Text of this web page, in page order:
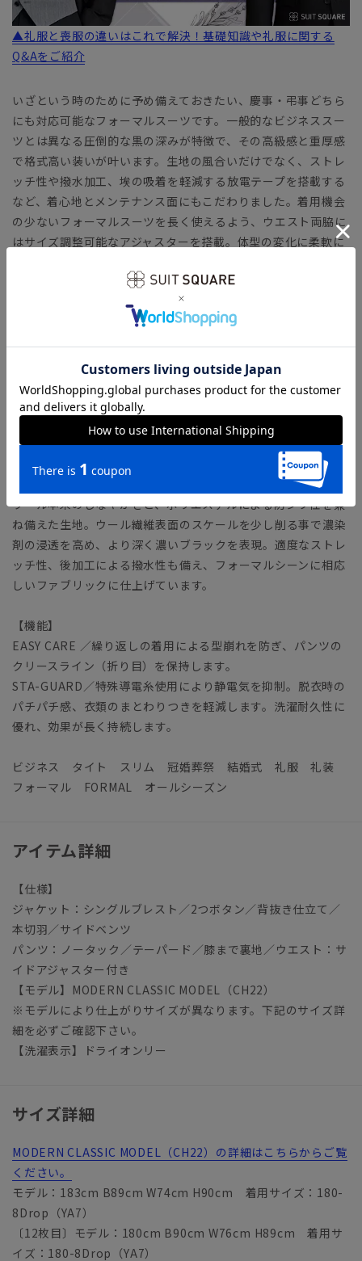
▲礼服と喪服の違いはこれで解決！基礎知識や礼服に関する
Q&Aをご紹介
いざという時のために予め備えておきたい、慶事・弔事どちら
にも対応可能なフォーマルスーツです。一般的なビジネススー
ツとは異なる圧倒的な黒の深みが特徴で、その高級感と重厚感
で格式高い装いが叶います。生地の風合いだけでなく、ストレ
ッチ性や撥水加工、埃の吸着を軽減する放電テープを搭載する
など、着心地とメンテナンス面にもこだわりました。着用機会
の少ないフォーマルスーツを長く使えるよう、ウエスト両脇に
はサイズ調整可能なアジャスターを搭載。体型の変化に柔軟に
【モデル】 MODERN CLASSIC MODEL（CH22）
コンパクトフォルムのジャケットに、シャープなテーパードパ
エットながら、軽めの副資材で窮屈さを感じさせません。ラウ
ンドしたフロントカットやサイドベンツなど、クラシカルなデ
ィテールが特徴です。
「MODERN CLASSIC MODEL（モダンクラシック・モデ
ル）」とは？
【生地】 Super Black
ウール本来のしなやかさと、ポリエステルによる防シワ性を兼
ね備えた生地。ウール繊維表面のスケールを少し削る事で濃染
剤の浸透を高め、より深く濃いブラックを表現。適度なストレ
ッチ性、後加工による撥水性も備え、フォーマルシーンに相応
しいファブリックに仕上げています。
【機能】
EASY CARE ／繰り返しの着用による型崩れを防ぎ、パンツの
クリースライン（折り目）を保持します。
STA-GUARD／特殊導電糸使用により静電気を抑制。脱衣時の
パチパチ感、衣類のまとわりつきを軽減します。洗濯耐久性に
優れ、効果が長く持続します。
ビジネス タイト スリム 冠婚葬祭 結婚式 礼服 礼装
フォーマル FORMAL オールシーズン
アイテム詳細
【仕様】
ジャケット：シングルブレスト／2つボタン／背抜き仕立て／
本切羽／サイドベンツ
パンツ：ノータック／テーパード／膝まで裏地／ウエスト：サ
イドアジャスター付き
【モデル】MODERN CLASSIC MODEL（CH22）
※モデルにより仕上がりサイズが異なります。下記のサイズ詳
細を必ずご確認下さい。
【洗濯表示】ドライオンリー
サイズ詳細
MODERN CLASSIC MODEL（CH22）の詳細はこちらからご覧
ください。
モデル：183cm B89cm W74cm H90cm 着用サイズ：180-
8Drop（YA7）
〔12枚目〕モデル：180cm B90cm W76cm H89cm 着用サ
イズ：180-8Drop（YA7）